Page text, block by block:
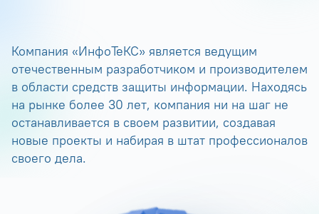
Компания «ИнфоТеКС» является ведущим
отечественным разработчиком и производителем
в области средств защиты информации. Находясь
на рынке более 30 лет, компания ни на шаг не
останавливается в своем развитии, создавая
новые проекты и набирая в штат профессионалов
своего дела.